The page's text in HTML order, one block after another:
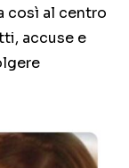
così al centro
accuse e